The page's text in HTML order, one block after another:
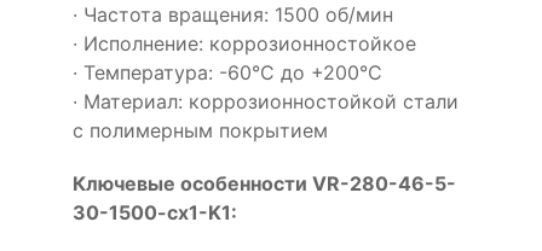
· Частота вращения: 1500 об/мин
· Исполнение: коррозионностойкое
· Температура: -60°С до +200°С
· Материал: коррозионностойкой стали
с полимерным покрытием
Ключевые особенности VR-280-46-5-
30-1500-cx1-K1: